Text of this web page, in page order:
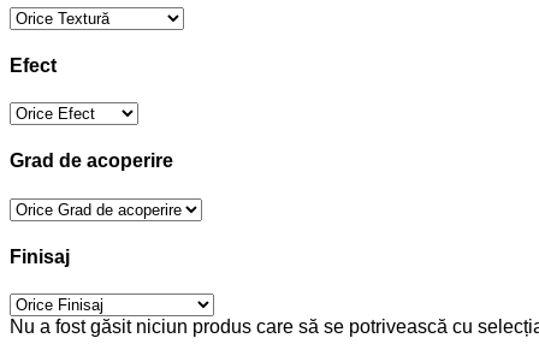
Efect
Grad de acoperire
Finisaj
Nu a fost găsit niciun produs care să se potrivească cu